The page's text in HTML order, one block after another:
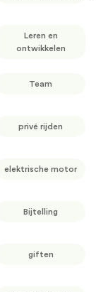
Leren en
ontwikkelen
Team
privé rijden
elektrische motor
Bijtelling
giften